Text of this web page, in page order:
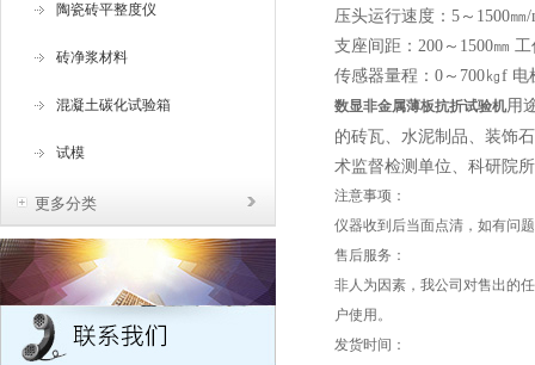
陶瓷砖平整度仪
砖净浆材料
混凝土碳化试验箱
试模
更多分类
压头运行速度：5～1500㎜
支座间距：200～1500㎜
传感器量程：0～700㎏f 电
数显非金属薄板抗折试验机用
的砖瓦、水泥制品、装饰
术监督检测单位、科研院
注意事项：
仪器收到后当面点清，如有问
售后服务：
非人为因素，我公司对售出的
户使用。
发货时间：